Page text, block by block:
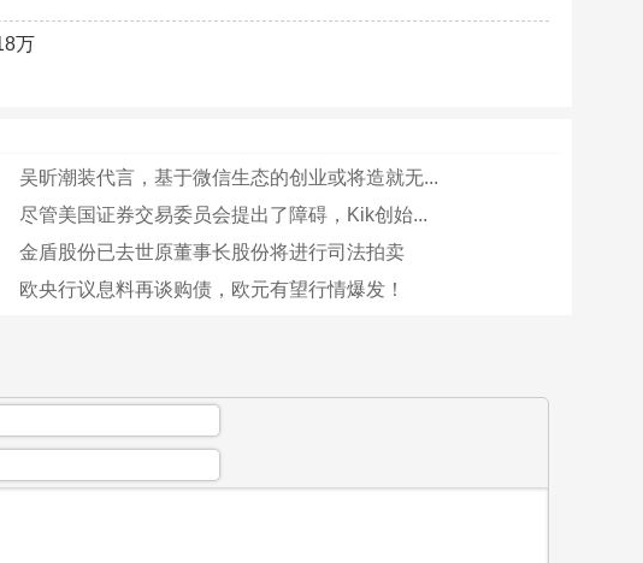
万
吴昕潮装代言，基于微信生态的创业或将造就无...
尽管美国证券交易委员会提出了障碍，Kik创始...
金盾股份已去世原董事长股份将进行司法拍卖
欧央行议息料再谈购债，欧元有望行情爆发！